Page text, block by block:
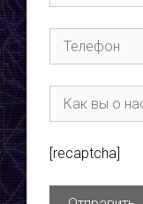
[recaptcha]